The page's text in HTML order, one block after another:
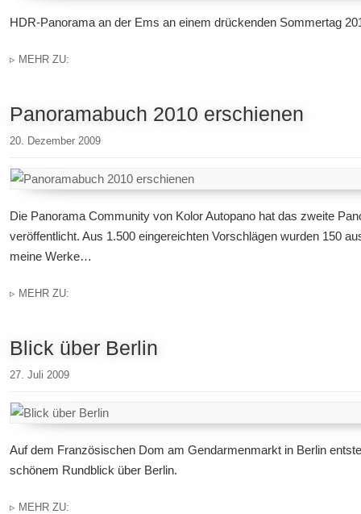
HDR-Panorama an der Ems an einem drückenden Sommertag
▹ MEHR ZU:
Panoramabuch 2010 erschienen
20. Dezember 2009
Die Panorama Community von Kolor Autopano hat das zweite
veröffentlicht. Aus 1.500 eingereichten Vorschlägen wurden 150
meine Werke…
▹ MEHR ZU:
Blick über Berlin
27. Juli 2009
Auf dem Französischen Dom am Gendarmenmarkt in Berlin
schönem Rundblick über Berlin.
▹ MEHR ZU: